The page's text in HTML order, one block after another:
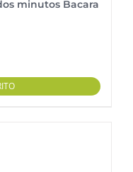
minutos Bacara